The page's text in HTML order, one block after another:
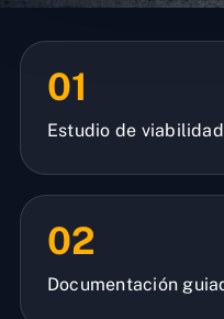
01
Estudio de viabilidad
02
Documentación